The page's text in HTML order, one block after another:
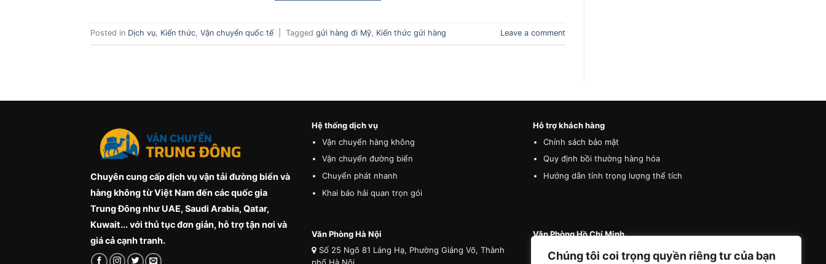
Chúng tôi coi trọng quyền riêng tư của bạn
Posted in Dịch vụ, Kiến thức, Vận chuyển quốc tế Tagged gửi hàng đi Mỹ, Kiến thức gửi hàng Leave a comment
Chuyên cung cấp dịch vụ vận tải đường biển và
hàng không từ Việt Nam đến các quốc gia
Trung Đông như UAE, Saudi Arabia, Qatar,
Kuwait... với thủ tục đơn giản, hỗ trợ tận nơi và
giá cả cạnh tranh.
Hệ thống dịch vụ
Vận chuyển hàng không
Vận chuyển đường biển
Chuyển phát nhanh
Khai báo hải quan trọn gói
Hỗ trợ khách hàng
Chính sách bảo mật
Quy định bồi thường hàng hóa
Hướng dẫn tính trọng lượng thể tích
Văn Phòng Hà Nội
Số 25 Ngõ 81 Láng Hạ, Phường Giảng Võ, Thành
Văn Phòng Hồ Chí Minh
Số 87 Đường A4 (K300), Phường Bảy Hiền, Thành